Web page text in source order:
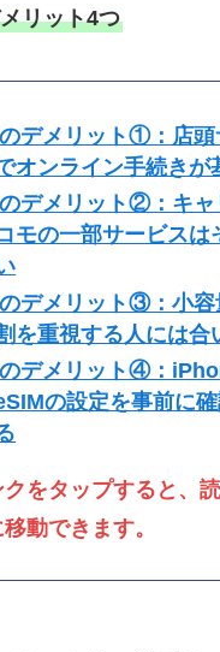
リット4つ
デメリット①：店頭
オンライン手続きが
デメリット②：キャ
モの一部サービスは
デメリット③：小容
を重視する人には合
デメリット④：
の設定を事前に
をタップすると、
動できます。